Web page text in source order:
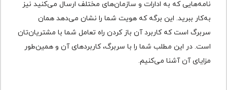
نامه‌هایی که به ادارات و سازمان‌های مختلف ارسال می‌کنید نیز
به‌کار ببرید. این برگه که هویت شما را نشان می‌دهد همان
سربرگ است که کاربرد آن باز کردن راه تعامل شما با مشتریان‌تان
است. در این مطلب شما را با سربرگ، کاربردهای آن و همین‌طور
مزایای آن آشنا می‌کنیم.